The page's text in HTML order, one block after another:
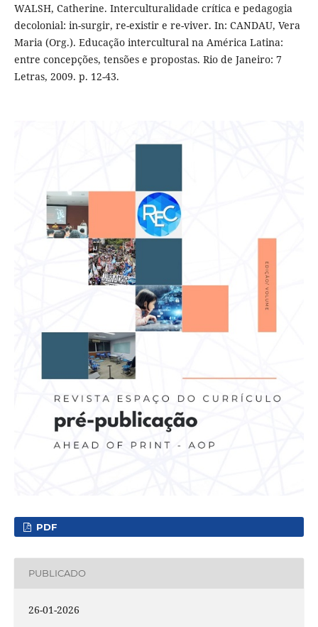
WALSH, Catherine. Interculturalidade crítica e pedagogia
decolonial: in-surgir, re-existir e re-viver. In: CANDAU, Vera
Maria (Org.). Educação intercultural na América Latina:
entre concepções, tensões e propostas. Rio de Janeiro: 7
Letras, 2009. p. 12-43.
PDF
PUBLICADO
26-01-2026